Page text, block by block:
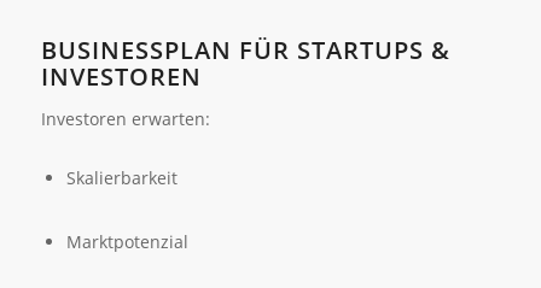
BUSINESSPLAN FÜR STARTUPS &
INVESTOREN
Investoren erwarten:
Skalierbarkeit
Marktpotenzial